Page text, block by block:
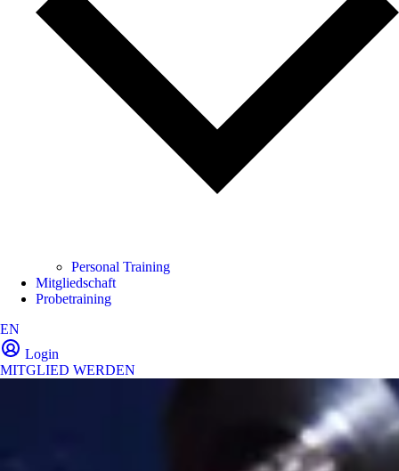
Personal Training
Mitgliedschaft
Probetraining
EN
Login
MITGLIED WERDEN